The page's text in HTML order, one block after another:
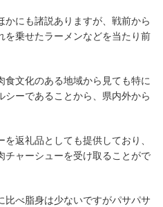
にも諸説ありますが、戦前から
を乗せたラーメンなどを当たり前
食文化のある地域から見ても特に
ーであることから、県内外から
返礼品としても提供しており、
チャーシューを受け取ることがで
比べ脂身は少ないですがパサパサ